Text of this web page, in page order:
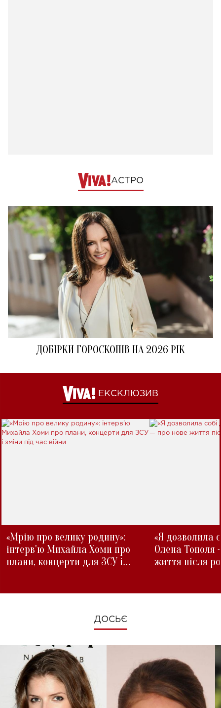
АСТРО
ДОБІРКИ ГОРОСКОПІВ НА 2026 РІК
ЕКСКЛЮЗИВ
«Мрію про велику родину»:
інтерв'ю Михайла Хоми про
плани, концерти для ЗСУ і
«Я дозволила
Олена Тополя
життя після
ДОСЬЄ